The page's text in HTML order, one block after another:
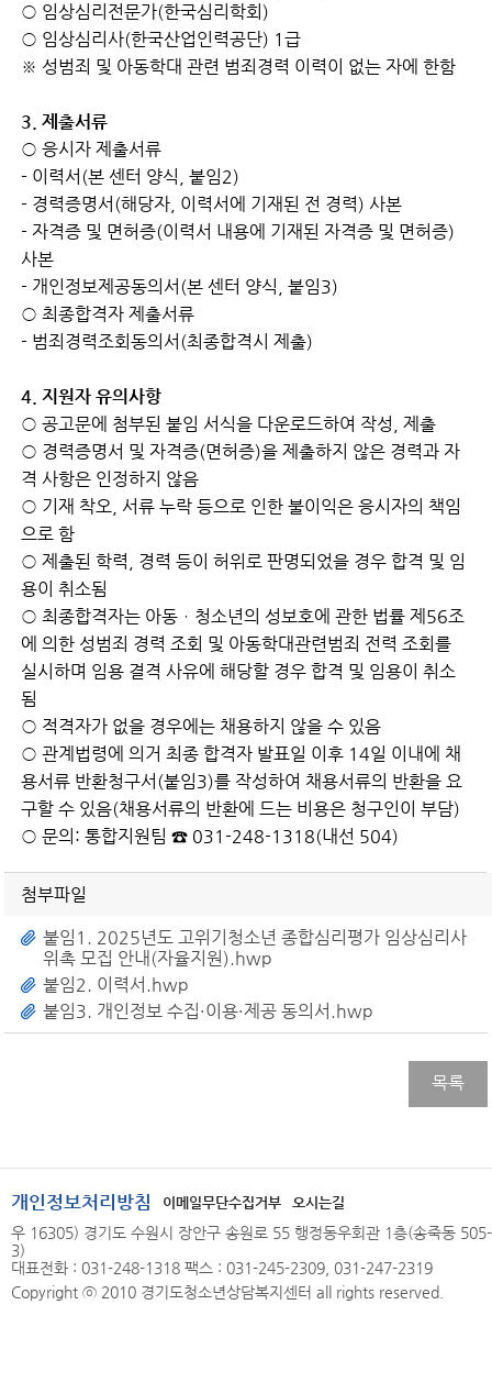
○ 임상심리전문가(한국심리학회)
○ 임상심리사(한국산업인력공단) 1급
※ 성범죄 및 아동학대 관련 범죄경력 이력이 없는 자에 한함
3. 제출서류
○ 응시자 제출서류
- 이력서(본 센터 양식, 붙임2)
- 경력증명서(해당자, 이력서에 기재된 전 경력) 사본
- 자격증 및 면허증(이력서 내용에 기재된 자격증 및 면허증)
사본
- 개인정보제공동의서(본 센터 양식, 붙임3)
○ 최종합격자 제출서류
- 범죄경력조회동의서(최종합격시 제출)
4. 지원자 유의사항
○ 공고문에 첨부된 붙임 서식을 다운로드하여 작성, 제출
○ 경력증명서 및 자격증(면허증)을 제출하지 않은 경력과 자
격 사항은 인정하지 않음
○ 기재 착오, 서류 누락 등으로 인한 불이익은 응시자의 책임
으로 함
○ 제출된 학력, 경력 등이 허위로 판명되었을 경우 합격 및 임
용이 취소됨
○ 최종합격자는 아동ㆍ청소년의 성보호에 관한 법률 제56조
에 의한 성범죄 경력 조회 및 아동학대관련범죄 전력 조회를
실시하며 임용 결격 사유에 해당할 경우 합격 및 임용이 취소
됨
○ 적격자가 없을 경우에는 채용하지 않을 수 있음
○ 관계법령에 의거 최종 합격자 발표일 이후 14일 이내에 채
용서류 반환청구서(붙임3)를 작성하여 채용서류의 반환을 요
구할 수 있음(채용서류의 반환에 드는 비용은 청구인이 부담)
○ 문의: 통합지원팀 ☎ 031-248-1318(내선 504)
첨부파일
붙임1. 2025년도 고위기청소년 종합심리평가 임상심리사
위촉 모집 안내(자율지원).hwp
붙임2. 이력서.hwp
붙임3. 개인정보 수집·이용·제공 동의서.hwp
목록
개인정보처리방침 이메일무단수집거부 오시는길
우 16305) 경기도 수원시 장안구 송원로 55 행정동우회관 1층(송죽동 505-
3)
대표전화 : 031-248-1318 팩스 : 031-245-2309, 031-247-2319
Copyright ⓒ 2010 경기도청소년상담복지센터 all rights reserved.